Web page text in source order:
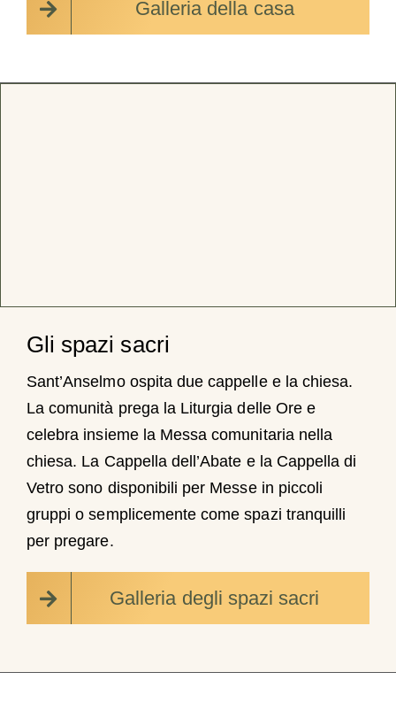
Galleria della casa
Gli spazi sacri
Sant’Anselmo ospita due cappelle e la chiesa.
La comunità prega la Liturgia delle Ore e
celebra insieme la Messa comunitaria nella
chiesa. La Cappella dell’Abate e la Cappella di
Vetro sono disponibili per Messe in piccoli
gruppi o semplicemente come spazi tranquilli
per pregare.
Galleria degli spazi sacri